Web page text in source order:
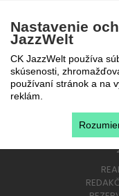
Nastavenie
JazzWelt
CK JazzWelt používa
skúsenosti,
používaní stránok a na
reklám.